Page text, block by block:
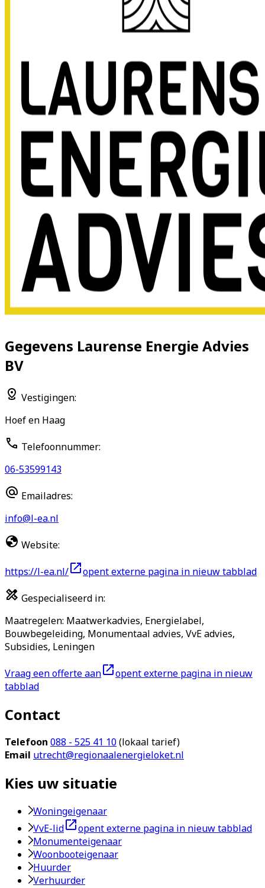
Gegevens Laurense Energie Advies
BV
Vestigingen:
Hoef en Haag
Telefoonnummer:
06-53599143
Emailadres:
info@l-ea.nl
Website:
https://l-ea.nl/ opent externe pagina in nieuw tabblad
Gespecialiseerd in:
Maatregelen: Maatwerkadvies, Energielabel,
Bouwbegeleiding, Monumentaal advies, VvE advies,
Subsidies, Leningen
Vraag een offerte aan
opent externe pagina in nieuw
tabblad
Contact
Telefoon 088 - 525 41 10(lokaal tarief)
Email utrecht@regionaalenergieloket.nl
Kies uw situatie
Woningeigenaar
VvE-lid
opent externe pagina in nieuw tabblad
Monumenteigenaar
Woonbooteigenaar
Huurder
Verhuurder